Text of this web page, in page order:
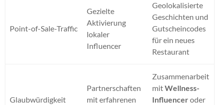
Point-of-Sale-Traffic
Gezielte
Aktivierung
lokaler
Influencer
Geolokalisierte
Geschichten und
Gutscheincodes
für ein neues
Restaurant
Glaubwürdigkeit
Partnerschaften
mit erfahrenen
Zusammenarbeit
mitWellness-
Influenceroder